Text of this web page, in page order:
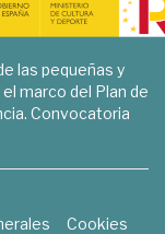
las pequeñas y
marco del Plan de
Convocatoria
Cookies